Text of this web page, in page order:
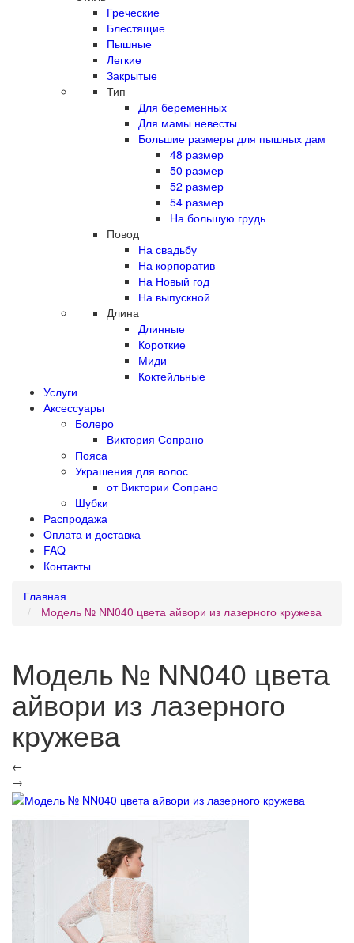
Греческие
Блестящие
Пышные
Легкие
Закрытые
Тип
Для беременных
Для мамы невесты
Большие размеры для пышных дам
48 размер
50 размер
52 размер
54 размер
На большую грудь
Повод
На свадьбу
На корпоратив
На Новый год
На выпускной
Длина
Длинные
Короткие
Миди
Коктейльные
Услуги
Аксессуары
Болеро
Виктория Сопрано
Пояса
Украшения для волос
от Виктории Сопрано
Шубки
Распродажа
Оплата и доставка
FAQ
Контакты
Главная
Модель № NN040 цвета айвори из лазерного кружева
Модель № NN040 цвета
айвори из лазерного
кружева
←
→